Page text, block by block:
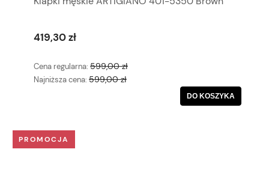
419,30 zł
Cena regularna: 599,00 zł
Najniższa cena: 599,00 zł
DO KOSZYKA
PROMOCJA